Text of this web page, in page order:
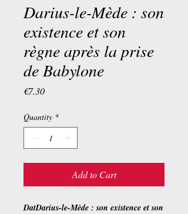
Darius-le-Mède : son
existence et son
règne après la prise
de Babylone
€7.30Price
Quantity *
Add to Cart
DatDarius-le-Mède : son existence et son